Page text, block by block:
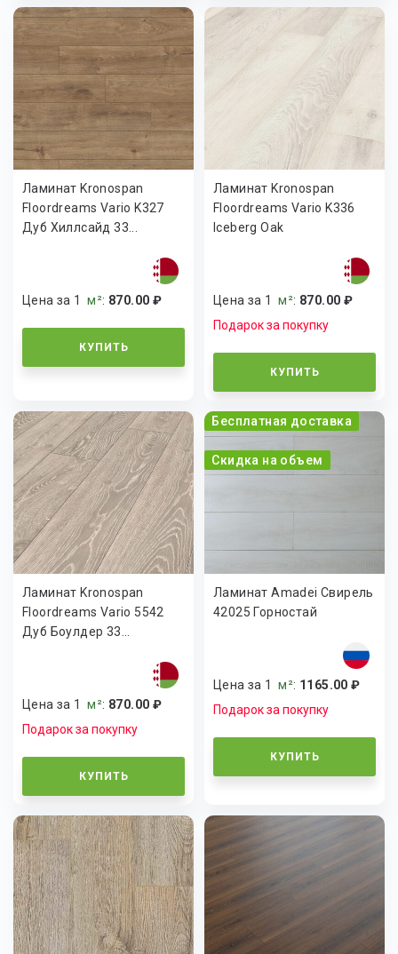
Ламинат Kronospan
Floordreams Vario K327
Дуб Хиллсайд 33...
Цена за 1м²: 870.00 ₽
КУПИТЬ
Ламинат Kronospan
Floordreams Vario K336
Iceberg Oak
Цена за 1м²: 870.00 ₽
Подарок за покупку
КУПИТЬ
Ламинат Kronospan
Floordreams Vario 5542
Дуб Боулдер 33...
Цена за 1м²: 870.00 ₽
Подарок за покупку
КУПИТЬ
Бесплатная доставка
Скидка на объем
Ламинат Amadei Свирель
42025 Горностай
Цена за 1м²: 1165.00 ₽
Подарок за покупку
КУПИТЬ